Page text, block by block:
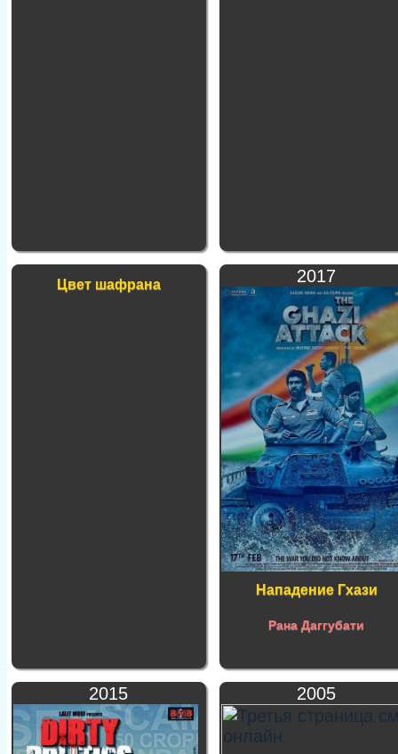
Цвет шафрана 2017
Нападение Гхази
Рана Даггубати
2015 2005